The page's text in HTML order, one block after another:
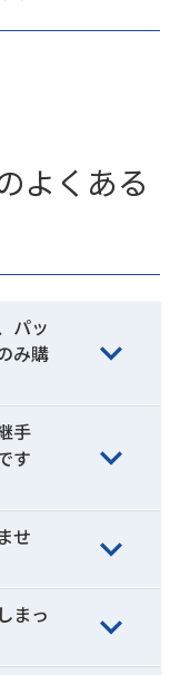
よくある
パッ
み購
手
す
せ
まっ